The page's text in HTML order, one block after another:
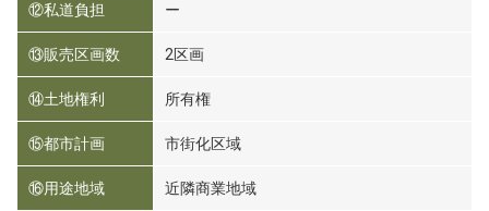
⑫私道負担 ー
⑬販売区画数 2区画
⑭土地権利 所有権
⑮都市計画 市街化区域
⑯用途地域 近隣商業地域